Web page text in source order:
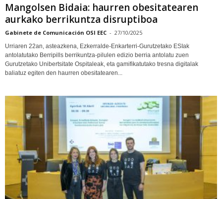
Mangolsen Bidaia: haurren obesitatearen
aurkako berrikuntza disruptiboa
Gabinete de Comunicación OSI EEC - 27/10/2025
Urriaren 22an, asteazkena, Ezkerralde-Enkarterri-Gurutzetako ESIak
antolatutako Berripills berrikuntza-pilulen edizio berria antolatu zuen
Gurutzetako Unibertsitate Ospitaleak, eta gamifikatutako tresna digitalak
baliatuz egiten den haurren obesitatearen...